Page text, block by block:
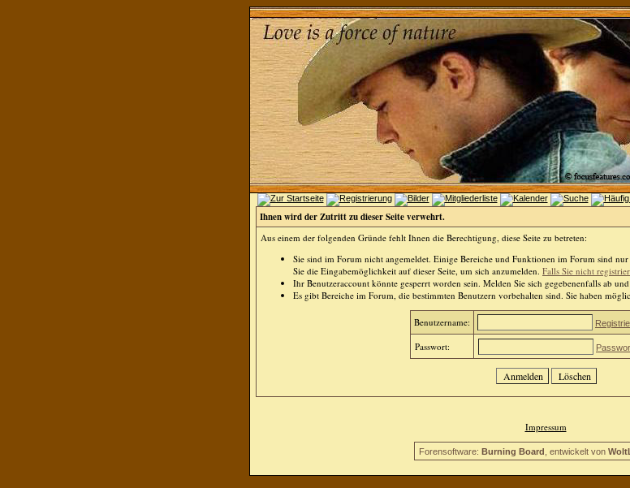
Ihnen wird der Zutritt zu dieser Seite verwehrt.
Aus einem der folgenden Gründe fehlt Ihnen die Berechtigung, diese Seite zu betreten:
Sie sind im Forum nicht angemeldet. Einige Bereiche und Funktionen im Forum sind
Sie die Eingabemöglichkeit auf dieser Seite, um sich anzumelden. Falls Sie nicht
Ihr Benutzeraccount könnte gesperrt worden sein. Melden Sie sich gegebenenfalls ab
Es gibt Bereiche im Forum, die bestimmten Benutzern vorbehalten sind. Sie haben
Benutzername:
Passwort:
Impressum
Forensoftware: Burning Board , entwickelt von